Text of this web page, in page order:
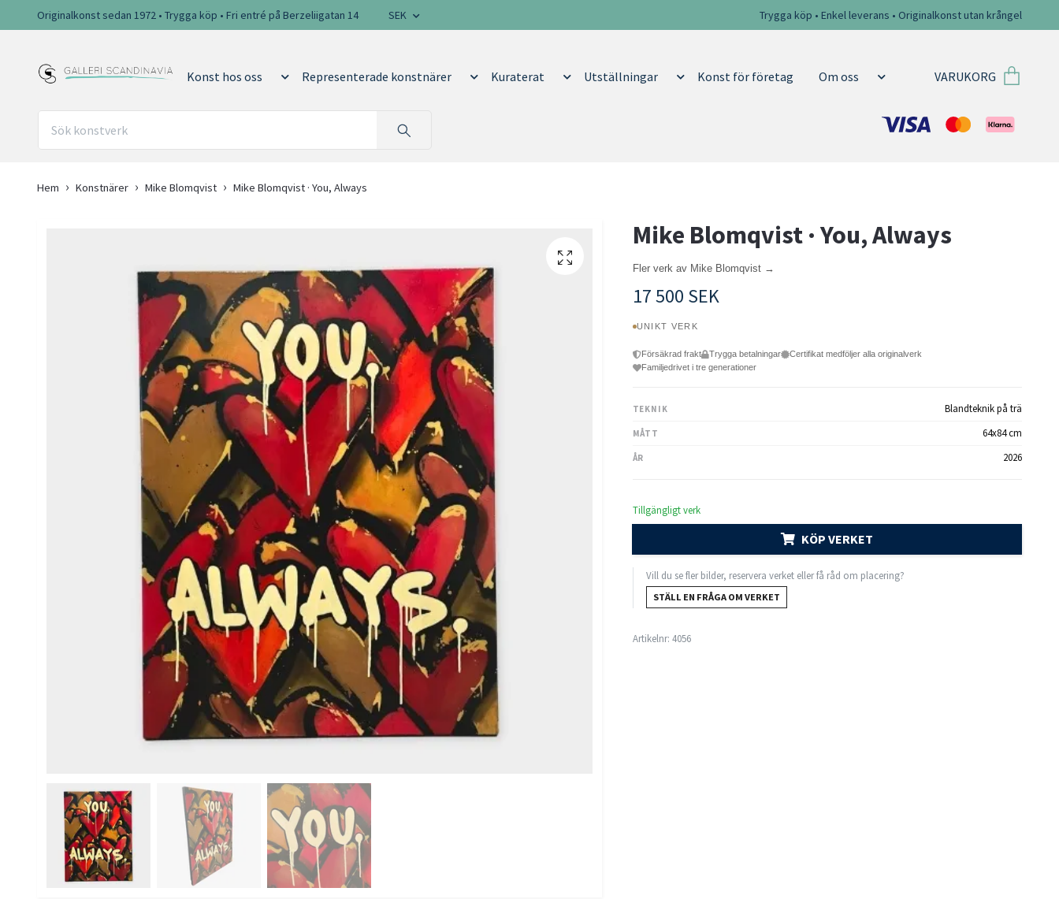
Originalkonst sedan 1972 • Trygga köp • Fri entré på Berzeliigatan 14 SEK Trygga köp • Enkel leverans • Originalkonst utan krångel
Konst hos oss Representerade konstnärer Kuraterat Utställningar Konst för företag Om oss VARUKORG
Hem Konstnärer Mike Blomqvist Mike Blomqvist · You, Always
Mike Blomqvist · You, Always
Fler verk av Mike Blomqvist →
17 500 SEK
UNIKT VERK
Försäkrad frakt Trygga betalningar
Certifikat medföljer alla originalverk
Familjedrivet i tre generationer
TEKNIK Blandteknik på trä
MÅTT 64x84 cm
ÅR 2026
Tillgängligt verk
KÖP VERKET
Vill du se fler bilder, reservera verket eller få råd om placering?
STÄLL EN FRÅGA OM VERKET
Artikelnr: 4056